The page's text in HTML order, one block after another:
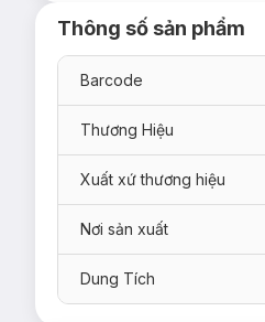
Màu Rose Latte:
Combo 7.3 Golden
Thông số sản phẩm
Barcode
Thương Hiệu
Xuất xứ thương hiệu
Nơi sản xuất
Dung Tích